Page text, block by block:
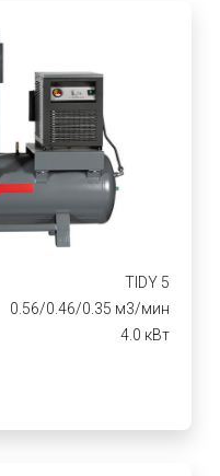
TIDY 5
0.56/0.46/0.35 м3/мин
4.0 кВт